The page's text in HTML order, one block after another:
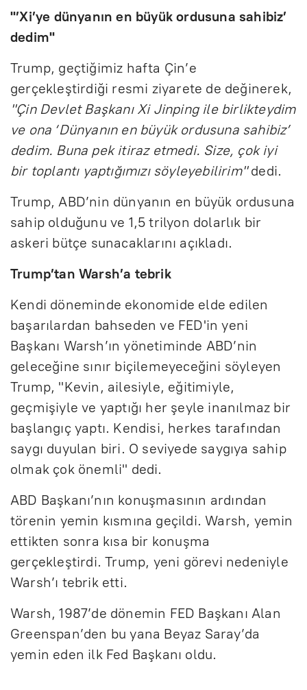
"’Xi’ye dünyanın en büyük ordusuna sahibiz’
dedim"
Trump, geçtiğimiz hafta Çin’e
gerçekleştirdiği resmi ziyarete de değinerek,
"Çin Devlet Başkanı Xi Jinping ile birlikteydim
ve ona ‘Dünyanın en büyük ordusuna sahibiz’
dedim. Buna pek itiraz etmedi. Size, çok iyi
bir toplantı yaptığımızı söyleyebilirim"dedi.
Trump, ABD’nin dünyanın en büyük ordusuna
sahip olduğunu ve 1,5 trilyon dolarlık bir
askeri bütçe sunacaklarını açıkladı.
Trump’tan Warsh’a tebrik
Kendi döneminde ekonomide elde edilen
başarılardan bahseden ve FED'in yeni
Başkanı Warsh’ın yönetiminde ABD’nin
geleceğine sınır biçilemeyeceğini söyleyen
Trump, "Kevin, ailesiyle, eğitimiyle,
geçmişiyle ve yaptığı her şeyle inanılmaz bir
başlangıç yaptı. Kendisi, herkes tarafından
saygı duyulan biri. O seviyede saygıya sahip
olmak çok önemli" dedi.
ABD Başkanı’nın konuşmasının ardından
törenin yemin kısmına geçildi. Warsh, yemin
ettikten sonra kısa bir konuşma
gerçekleştirdi. Trump, yeni görevi nedeniyle
Warsh’ı tebrik etti.
Warsh, 1987’de dönemin FED Başkanı Alan
Greenspan’den bu yana Beyaz Saray’da
yemin eden ilk Fed Başkanı oldu.